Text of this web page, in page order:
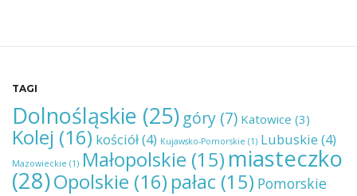
TAGI
Dolnośląskie (25)góry (7) Katowice (3)
Kolej (16) kościół(4) Kujawsko-Pomorskie (1) Lubuskie (4)
Mazowieckie (1) Małopolskie (15) miasteczko
(28)Opolskie (16) pałac (15) Pomorskie